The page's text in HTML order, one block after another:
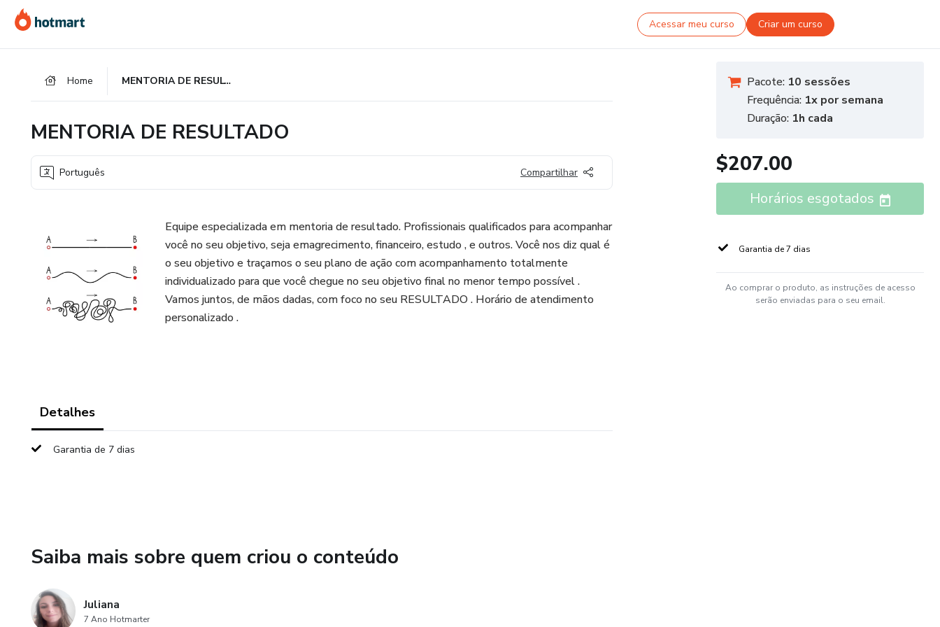
para
o
para
o
para
o
Acessar meu curso Criar um curso
Home MENTORIA DE RESULTADO
MENTORIA DE RESULTADO
Português Compartilhar
Equipe especializada em mentoria de resultado. Profissionais qualificados para acompanhar
você no seu objetivo, seja emagrecimento, financeiro, estudo , e outros. Você nos diz qual é
o seu objetivo e traçamos o seu plano de ação com acompanhamento totalmente
individualizado para que você chegue no seu objetivo final no menor tempo possível .
Vamos juntos, de mãos dadas, com foco no seu RESULTADO . Horário de atendimento
personalizado .
Detalhes
Garantia de 7 dias
Saiba mais sobre quem criou o conteúdo
Juliana
7 Ano Hotmarter
Pacote: 10 sessões
Frequência: 1x por semana
Duração: 1h cada
$207.00
Horários esgotados
Garantia de 7 dias
Ao comprar o produto, as instruções de acesso
serão enviadas para o seu email.